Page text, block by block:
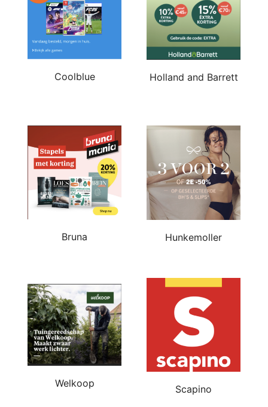
Coolblue Holland and Barrett
Bruna Hunkemoller
Welkoop
Scapino